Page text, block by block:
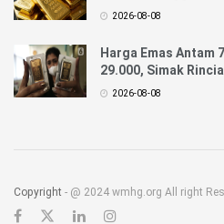
2026-08-08
Harga Emas Antam
29.000, Simak
2026-08-08
Copyright - @ 2024 wmhg.org All right